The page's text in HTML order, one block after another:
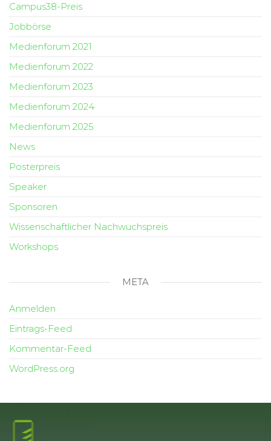
Campus38-Preis
Jobbörse
Medienforum 2021
Medienforum 2022
Medienforum 2023
Medienforum 2024
Medienforum 2025
News
Posterpreis
Speaker
Sponsoren
Wissenschaftlicher Nachwuchspreis
Workshops
META
Anmelden
Eintrags-Feed
Kommentar-Feed
WordPress.org